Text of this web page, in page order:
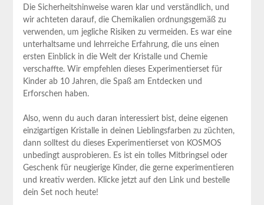
Die Sicherheitshinweise waren ​klar und verständlich, und
wir achteten darauf,‍ die Chemikalien ordnungsgemäß zu
verwenden, um jegliche Risiken zu vermeiden. Es war eine
unterhaltsame und ⁤lehrreiche​ Erfahrung, die uns ​einen
ersten Einblick in die Welt⁣ der Kristalle und Chemie
verschaffte. Wir‌ empfehlen dieses Experimentierset für
Kinder ab 10 Jahren,‍ die ‍Spaß am Entdecken ‍und
Erforschen haben.
Also, ⁤wenn du auch daran interessiert bist, ‍deine eigenen
einzigartigen Kristalle‌ in deinen Lieblingsfarben zu züchten,⁢
dann solltest du dieses Experimentierset von ⁣KOSMOS
unbedingt ausprobieren. Es ist ein tolles Mitbringsel ⁤oder⁤
Geschenk für neugierige Kinder, die gerne experimentieren
und⁢ kreativ werden. Klicke jetzt auf den Link und ⁣bestelle
dein Set​ noch heute!